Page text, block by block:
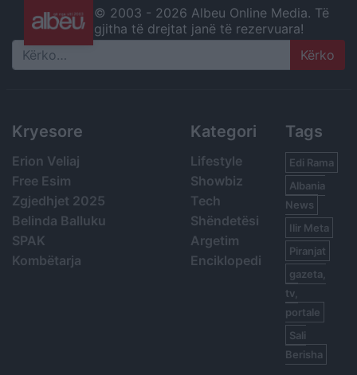
© 2003 - 2026 Albeu Online Media. Të
gjitha të drejtat janë të rezervuara!
Search
Kryesore
Erion Veliaj
Free Esim
Zgjedhjet 2025
Belinda Balluku
SPAK
Kombëtarja
Kategori
Lifestyle
Showbiz
Tech
Shëndetësi
Argetim
Enciklopedi
Tags
Edi Rama
Albania
News
Ilir Meta
Piranjat
gazeta,
tv,
portale
Sali
Berisha